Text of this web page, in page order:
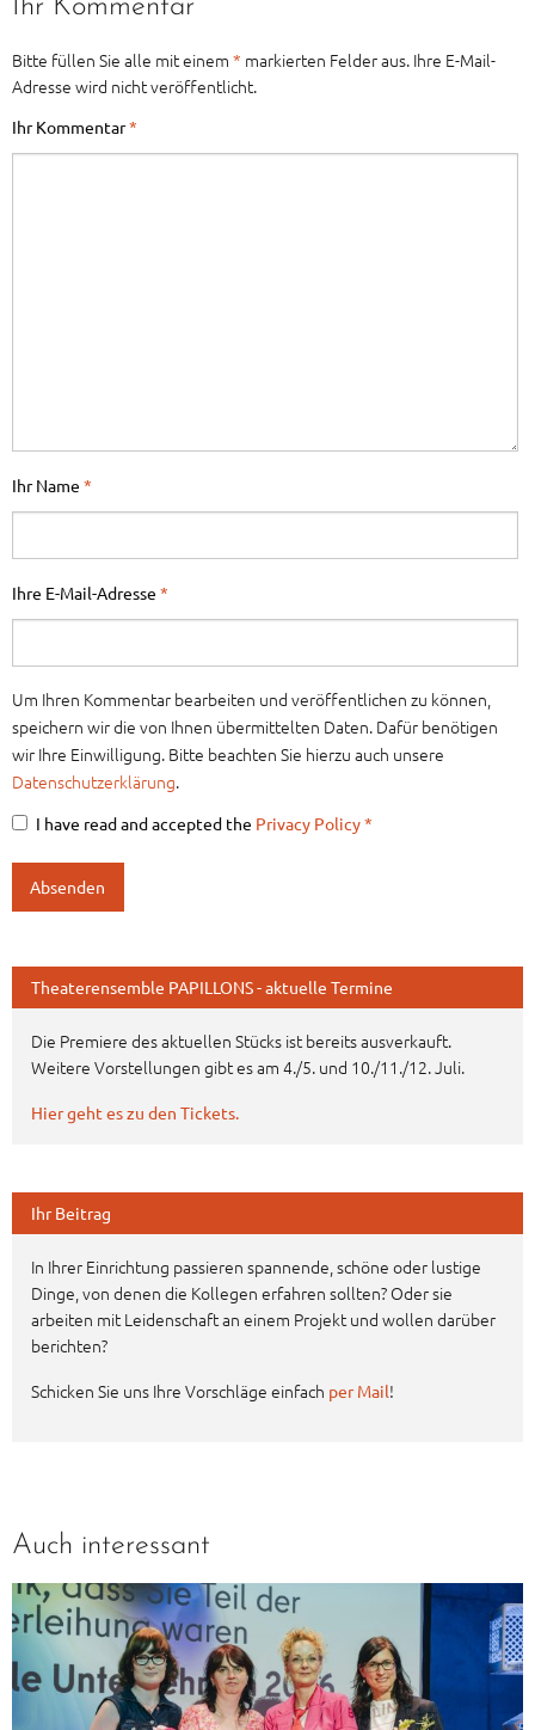
Ihr Kommentar
Bitte füllen Sie alle mit einem * markierten Felder aus. Ihre E-Mail-
Adresse wird nicht veröffentlicht.
Ihr Kommentar*
Ihr Name *
Ihre E-Mail-Adresse *
Um Ihren Kommentar bearbeiten und veröffentlichen zu können,
speichern wir die von Ihnen übermittelten Daten. Dafür benötigen
wir Ihre Einwilligung. Bitte beachten Sie hierzu auch unsere
Datenschutzerklärung.
I have read and accepted the Privacy Policy*
Theaterensemble PAPILLONS - aktuelle Termine
Die Premiere des aktuellen Stücks ist bereits ausverkauft.
Weitere Vorstellungen gibt es am 4./5. und 10./11./12. Juli.
Hier geht es zu den Tickets.
Ihr Beitrag
In Ihrer Einrichtung passieren spannende, schöne oder lustige
Dinge, von denen die Kollegen erfahren sollten? Oder sie
arbeiten mit Leidenschaft an einem Projekt und wollen darüber
berichten?
Schicken Sie uns Ihre Vorschläge einfach per Mail!
Auch interessant